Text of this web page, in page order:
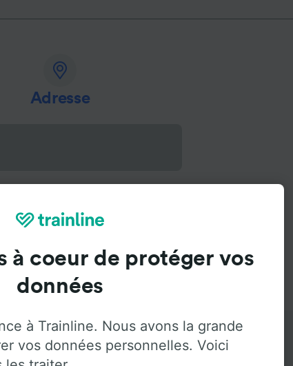
Adresse
à coeur de protéger vos
données
à Trainline. Nous avons la grande
vos données personnelles. Voici